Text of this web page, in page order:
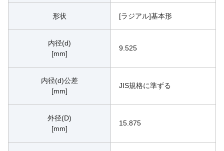
形状 [ラジアル]基本形
内径(d)
[mm]
9.525
内径(d)公差
[mm]
JIS規格に準ずる
外径(D)
[mm]
15.875